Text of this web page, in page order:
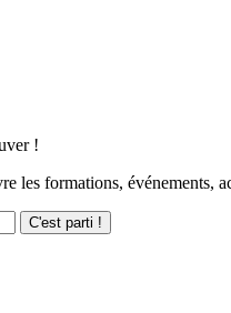
!
les formations, événements,
C'est parti !